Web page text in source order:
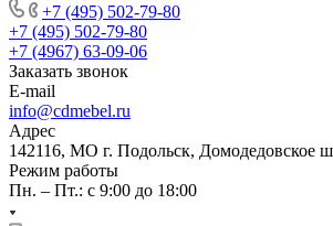
+7 (495) 502-79-80
+7 (495) 502-79-80
+7 (4967) 63-09-06
Заказать звонок
E-mail
info@cdmebel.ru
Адрес
142116, МО г. Подольск, Домодедовское
Режим работы
Пн. – Пт.: с 9:00 до 18:00